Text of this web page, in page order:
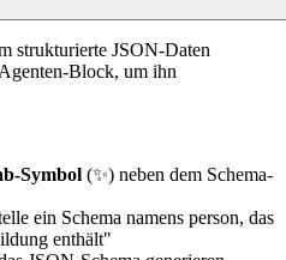
strukturierte JSON-Daten
Block, um ihn
Symbol (✨) neben dem Schema-
ein Schema namens person, das
enthält"